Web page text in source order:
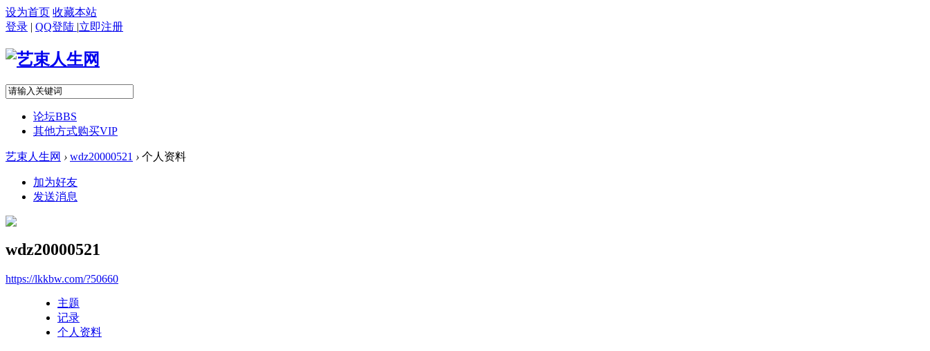
设为首页 收藏本站
登录 | QQ登陆 |立即注册
论坛BBS
其他方式购买VIP
艺束人生网 › wdz20000521 › 个人资料
加为好友
发送消息
wdz20000521
https://lkkbw.com/?50660
主题
记录
个人资料